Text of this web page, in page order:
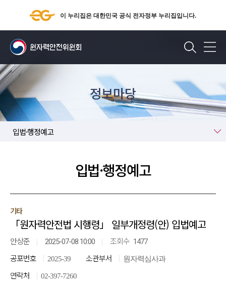
이 누리집은 대한민국 공식 전자정부 누리집입니다.
정보마당
법령정보
입법·행정예고
입법·행정예고
기타
「원자력안전법 시행령」 일부개정령(안) 입법예고
안상준 2025-07-08 10:00 조회수 1477
공포번호 2025-39 소관부서 원자력심사과
연락처 02-397-7260